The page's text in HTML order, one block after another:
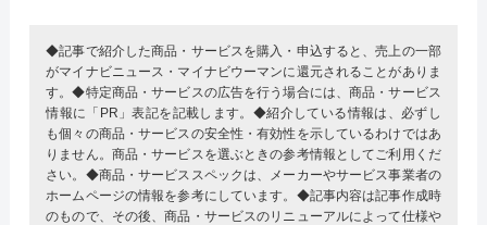
◆記事で紹介した商品・サービスを購入・申込すると、売上の一部
がマイナビニュース・マイナビウーマンに還元されることがありま
す。◆特定商品・サービスの広告を行う場合には、商品・サービス
情報に「PR」表記を記載します。◆紹介している情報は、必ずし
も個々の商品・サービスの安全性・有効性を示しているわけではあ
りません。商品・サービスを選ぶときの参考情報としてご利用くだ
さい。◆商品・サービススペックは、メーカーやサービス事業者の
ホームページの情報を参考にしています。◆記事内容は記事作成時
のもので、その後、商品・サービスのリニューアルによって仕様や